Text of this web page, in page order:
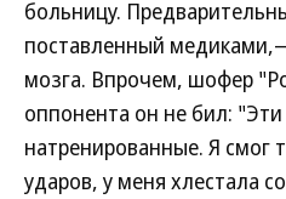
больницу.
поставленный
мозга. Впрочем, шофер
оппонента он не бил:
натренированные. Я смог
ударов, у меня хлестала